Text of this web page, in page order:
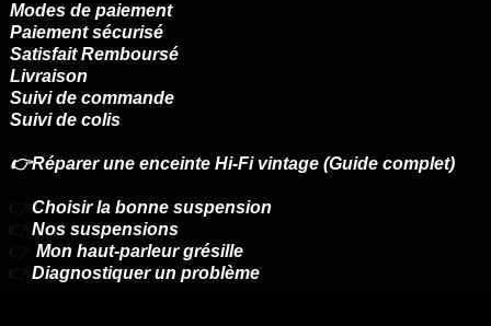
Modes de paiement
Paiement sécurisé
Satisfait Remboursé
Livraison
Suivi de commande
Suivi de colis
👉Réparer une enceinte Hi-Fi vintage (Guide complet)
👉 Choisir la bonne suspension
👉 Nos suspensions
👉 Mon haut-parleur grésille
👉 Diagnostiquer un problème